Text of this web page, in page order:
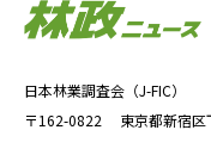
日本林業調査会（J-FIC）
〒162-0822
東京都新宿